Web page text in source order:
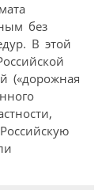
без
В этой
(«дорожная